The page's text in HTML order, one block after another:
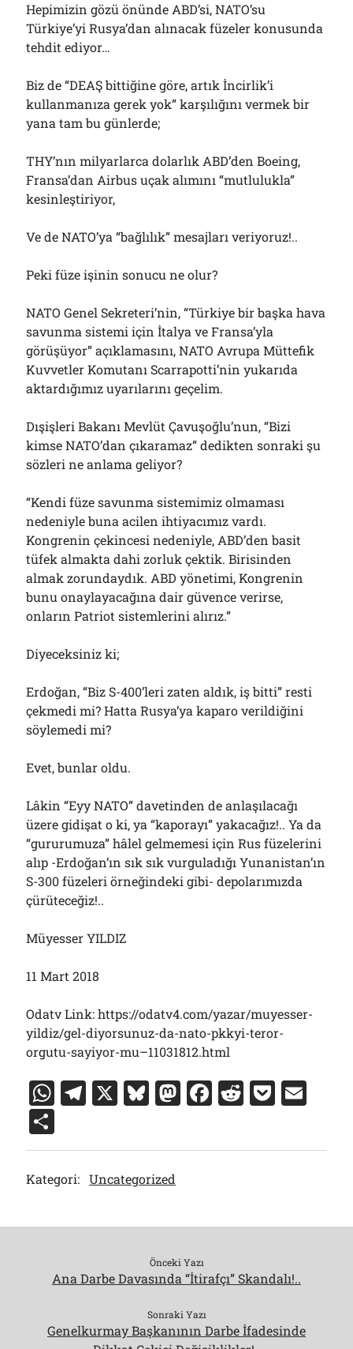
Hepimizin gözü önünde ABD’si, NATO’su
Türkiye’yi Rusya’dan alınacak füzeler konusunda
tehdit ediyor…
Biz de “DEAŞ bittiğine göre, artık İncirlik’i
kullanmanıza gerek yok” karşılığını vermek bir
yana tam bu günlerde;
THY’nın milyarlarca dolarlık ABD’den Boeing,
Fransa’dan Airbus uçak alımını “mutlulukla”
kesinleştiriyor,
Ve de NATO’ya “bağlılık” mesajları veriyoruz!..
Peki füze işinin sonucu ne olur?
NATO Genel Sekreteri’nin, “Türkiye bir başka hava
savunma sistemi için İtalya ve Fransa’yla
görüşüyor” açıklamasını, NATO Avrupa Müttefik
Kuvvetler Komutanı Scarrapotti’nin yukarıda
aktardığımız uyarılarını geçelim.
Dışişleri Bakanı Mevlüt Çavuşoğlu’nun, “Bizi
kimse NATO’dan çıkaramaz” dedikten sonraki şu
sözleri ne anlama geliyor?
“Kendi füze savunma sistemimiz olmaması
nedeniyle buna acilen ihtiyacımız vardı.
Kongrenin çekincesi nedeniyle, ABD’den basit
tüfek almakta dahi zorluk çektik. Birisinden
almak zorundaydık. ABD yönetimi, Kongrenin
bunu onaylayacağına dair güvence verirse,
onların Patriot sistemlerini alırız.”
Diyeceksiniz ki;
Erdoğan, “Biz S-400’leri zaten aldık, iş bitti” resti
çekmedi mi? Hatta Rusya’ya kaparo verildiğini
söylemedi mi?
Evet, bunlar oldu.
Lâkin “Eyy NATO” davetinden de anlaşılacağı
üzere gidişat o ki, ya “kaporayı” yakacağız!.. Ya da
“gururumuza” hâlel gelmemesi için Rus füzelerini
alıp -Erdoğan’ın sık sık vurguladığı Yunanistan’ın
S-300 füzeleri örneğindeki gibi- depolarımızda
çürüteceğiz!..
Müyesser YILDIZ
11 Mart 2018
Odatv Link: https://odatv4.com/yazar/muyesser-
yildiz/gel-diyorsunuz-da-nato-pkkyi-teror-
orgutu-sayiyor-mu–11031812.html
W
at
s
A
p
T
e
gr
a
m
X Bl
e
s
k
y
M
st
o
F
c
o
k
R
d
P
c ai
h
ar
e
Kategori: Uncategorized
Önceki Yazı
Ana Darbe Davasında “İtirafçı” Skandalı!..
Sonraki Yazı
Genelkurmay Başkanının Darbe İfadesinde